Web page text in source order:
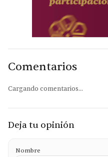
Comentarios
Cargando comentarios...
Deja tu opinión
Nombre